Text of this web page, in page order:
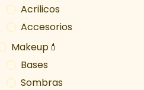
Acrilicos
Accesorios
Makeup💄
Bases
Sombras